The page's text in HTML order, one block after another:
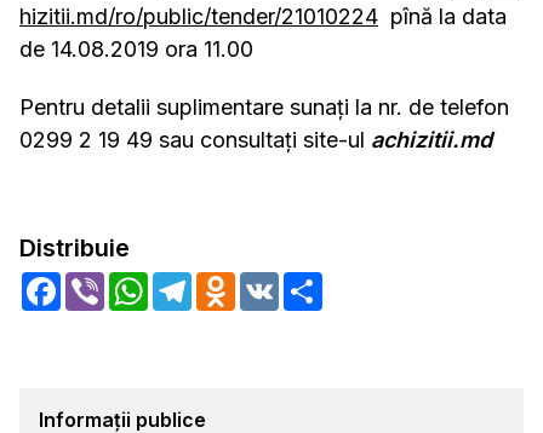
hizitii.md/ro/public/tender/21010224 pînă la data
de 14.08.2019 ora 11.00
Pentru detalii suplimentare sunați la nr. de telefon
0299 2 19 49 sau consultați site-ul achizitii.md
Distribuie
Facebook
Viber WhatsApp
TelegramOdnoklassniki
VK
Informații publice